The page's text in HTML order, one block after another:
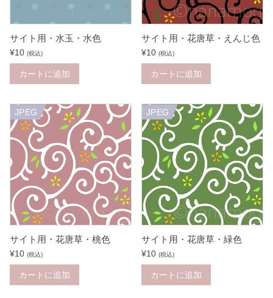
サイト用・水玉・水色
¥10 (税込)
カートに追加
サイト用・花唐草・えんじ色
¥10 (税込)
カートに追加
JPEG
サイト用・花唐草・桃色
¥10 (税込)
カートに追加
JPEG
サイト用・花唐草・緑色
¥10 (税込)
カートに追加